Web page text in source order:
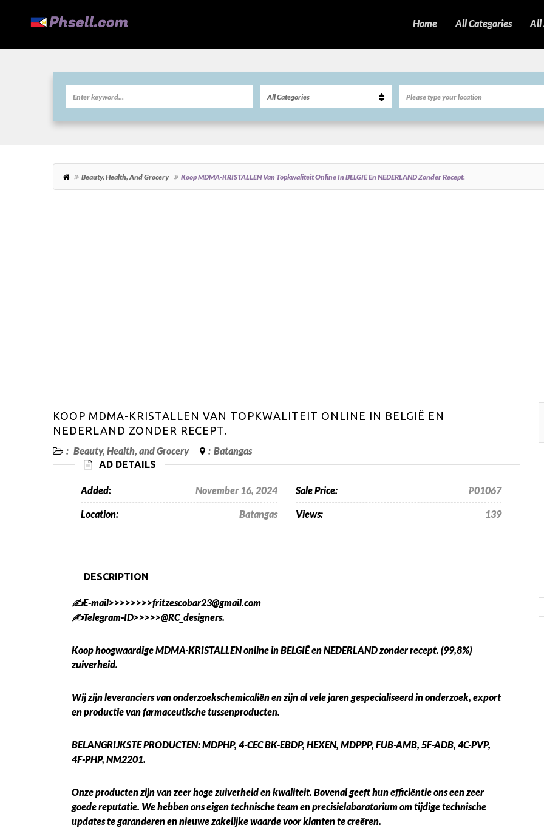
Home All Categories All
Beauty, Health, And Grocery Koop MDMA-KRISTALLEN Van Topkwaliteit Online In BELGIË En NEDERLAND Zonder Recept.
KOOP MDMA-KRISTALLEN VAN TOPKWALITEIT ONLINE IN BELGIË EN
NEDERLAND ZONDER RECEPT.
: Beauty, Health, and Grocery : Batangas
AD DETAILS
Added: November 16, 2024 Sale Price: ₱01067
Location: Batangas Views: 139
DESCRIPTION
✍️E-mail>>>>>>>>fritzescobar23@gmail.com
✍️Telegram-ID>>>>>@RC_designers.
Koop hoogwaardige MDMA-KRISTALLEN online in BELGIË en NEDERLAND zonder recept. (99,8%)
zuiverheid.
Wij zijn leveranciers van onderzoekschemicaliën en zijn al vele jaren gespecialiseerd in onderzoek, export
en productie van farmaceutische tussenproducten.
BELANGRIJKSTE PRODUCTEN: MDPHP, 4-CEC BK-EBDP, HEXEN, MDPPP, FUB-AMB, 5F-ADB, 4C-PVP,
4F-PHP, NM2201.
Onze producten zijn van zeer hoge zuiverheid en kwaliteit. Bovenal geeft hun efficiëntie ons een zeer
goede reputatie. We hebben ons eigen technische team en precisielaboratorium om tijdige technische
updates te garanderen en nieuwe zakelijke waarde voor klanten te creëren.